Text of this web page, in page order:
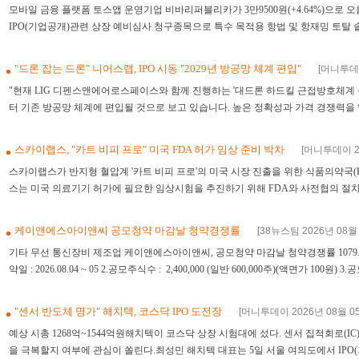
모바일 금융 플랫폼 토스앱 운영기업 비바리퍼블리카가 3만9500원(+4.64%)으로
IPO(기업공개)관련 상장 예비심사 청구종목으로 특수 목적용 항법 및 항재밍 토탈
"드론 잡는 드론" 니어스랩, IPO 시동 "2029년 방공망 체계 편입"
[머니투
"현재 LIG 디펜스앤에어로스페이스와 함께 진행하는 '대드론 하드킬 근접방호체
터 기존 방공망 체계에 편입될 것으로 보고 있습니다. 높은 정확성과 가격 경쟁력
스카이랩스, "카트 비피 프로" 미국 FDA 허가 임상 준비 박차
[머니투데이
스카이랩스가 반지형 혈압계 '카트 비피 프로'의 미국 시장 진출을 위한 식품의약
스는 미국 의료기기 허가에 필요한 임상시험을 추진하기 위해 FDA와 사전협의 절
케이앤에스아이앤씨 공모청약 마감날 청약경쟁률
[38뉴스팀 2026년 08
기타 무선 통신장비 제조업 케이앤에스아이앤씨, 공모청약 마감날 청약경쟁률
약일 : 2026.08.04 ~ 05 2.공모주식수 : 2,400,000 (일반 600,000주)(액면가 100원) 3.공
"센서 반도체 명가" 해치텍, 코스닥 IPO 도전장
[머니투데이 2026년 08월
예상 시총 1268억~1544억원해치텍이 코스닥 상장 시험대에 섰다. 센서 집적회로
을 극복할지 여부에 관심이 쏠린다.최성민 해치텍 대표는 5일 서울 여의도에서